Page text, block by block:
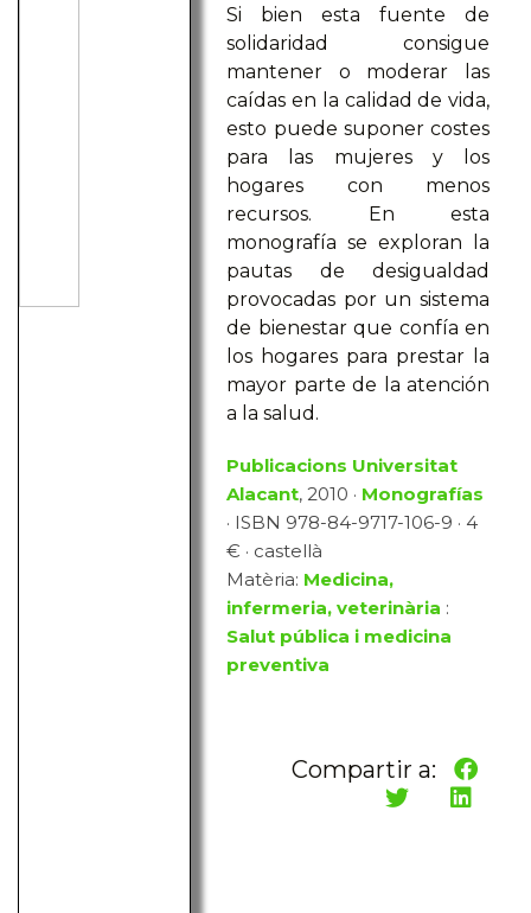
Si bien esta fuente de
solidaridad consigue
mantener o moderar las
caídas en la calidad de vida,
esto puede suponer costes
para las mujeres y los
hogares con menos
recursos. En esta
monografía se exploran la
pautas de desigualdad
provocadas por un sistema
de bienestar que confía en
los hogares para prestar la
mayor parte de la atención
a la salud.
Publicacions Universitat
Alacant, 2010 · Monografías
· ISBN 978-84-9717-106-9 · 4
€ · castellà
Matèria: Medicina,
infermeria, veterinària :
Salut pública i medicina
preventiva
Compartir a: